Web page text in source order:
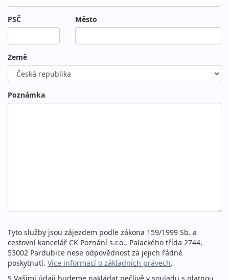
PSČ Město
Země
Poznámka
Tyto služby jsou zájezdem podle zákona 159/1999 Sb. a
cestovní kancelář CK Poznání s.r.o., Palackého třída 2744,
53002 Pardubice nese odpovědnost za jejich řádné
poskytnutí. Více informací o základních právech.